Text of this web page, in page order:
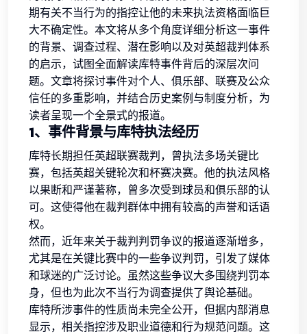
期有关不当行为的指控让他的未来执法资格面临巨
大不确定性。本文将从多个角度详细分析这一事件
的背景、调查过程、潜在影响以及对英超裁判体系
的启示，试图全面解读库特事件背后的深层次问
题。文章将探讨事件对个人、俱乐部、联赛及公众
信任的多重影响，并结合历史案例与制度分析，为
读者呈现一个全景式的报道。
1、事件背景与库特执法经历
库特长期担任英超联赛裁判，曾执法多场关键比
赛，包括英超关键轮次和杯赛决赛。他的执法风格
以果断和严谨著称，曾多次受到球员和俱乐部的认
可。这使得他在裁判群体中拥有较高的声誉和话语
权。
然而，近年来关于裁判判罚争议的报道逐渐增多，
尤其是在关键比赛中的一些争议判罚，引发了媒体
和球迷的广泛讨论。虽然这些争议大多围绕判罚本
身，但也为此次不当行为调查提供了舆论基础。
库特所涉事件的性质尚未完全公开，但据内部消息
显示，相关指控涉及职业道德和行为规范问题。这